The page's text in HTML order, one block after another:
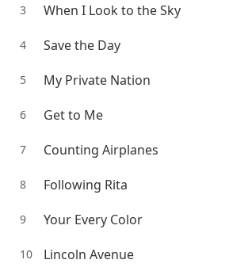
3 When I Look to the Sky
4 Save the Day
5 My Private Nation
6 Get to Me
7 Counting Airplanes
8 Following Rita
9 Your Every Color
10 Lincoln Avenue